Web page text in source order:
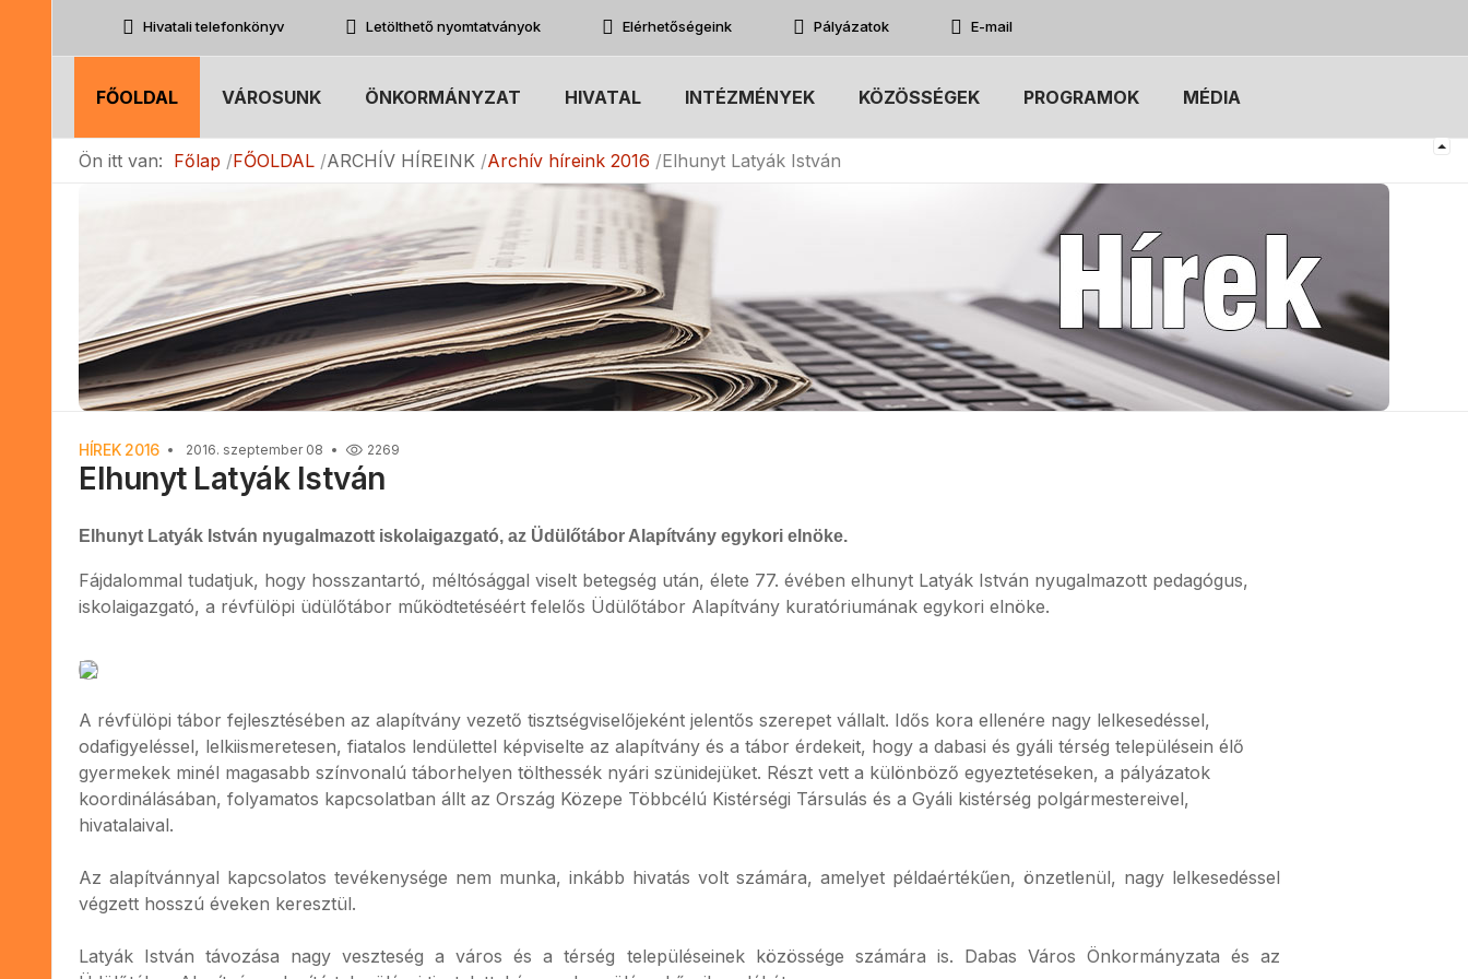
Hivatali telefonkönyv Letölthető nyomtatványok Elérhetőségeink Pályázatok E-mail
FŐOLDAL VÁROSUNK ÖNKORMÁNYZAT HIVATAL INTÉZMÉNYEK KÖZÖSSÉGEK PROGRAMOK MÉDIA
Ön itt van: Főlap FŐOLDAL ARCHÍV HÍREINK Archív híreink 2016 Elhunyt Latyák István
HÍREK 2016 2016. szeptember 08 2269
Elhunyt Latyák István
Elhunyt Latyák István nyugalmazott iskolaigazgató, az Üdülőtábor Alapítvány egykori elnöke.
Fájdalommal tudatjuk, hogy hosszantartó, méltósággal viselt betegség után, élete 77. évében elhunyt Latyák István nyugalmazott pedagógus,
iskolaigazgató, a révfülöpi üdülőtábor működtetéséért felelős Üdülőtábor Alapítvány kuratóriumának egykori elnöke.
A révfülöpi tábor fejlesztésében az alapítvány vezető tisztségviselőjeként jelentős szerepet vállalt. Idős kora ellenére nagy lelkesedéssel,
odafigyeléssel, lelkiismeretesen, fiatalos lendülettel képviselte az alapítvány és a tábor érdekeit, hogy a dabasi és gyáli térség településein élő
gyermekek minél magasabb színvonalú táborhelyen tölthessék nyári szünidejüket. Részt vett a különböző egyeztetéseken, a pályázatok
koordinálásában, folyamatos kapcsolatban állt az Ország Közepe Többcélú Kistérségi Társulás és a Gyáli kistérség polgármestereivel,
hivatalaival.
Az alapítvánnyal kapcsolatos tevékenysége nem munka, inkább hivatás volt számára, amelyet példaértékűen, önzetlenül, nagy lelkesedéssel
végzett hosszú éveken keresztül.
Latyák István távozása nagy veszteség a város és a térség településeinek közössége számára is. Dabas Város Önkormányzata és az